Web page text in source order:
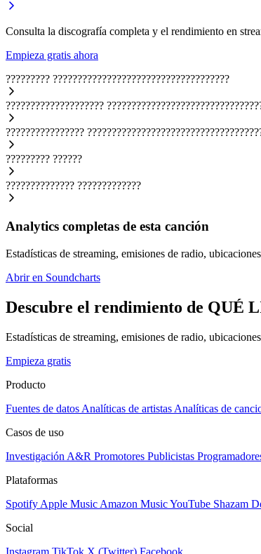
Consulta la discografía completa y el rendimiento en
Empieza gratis ahora
????????? ????????????????????????????????????
????????????????????
????????????????
????????? ??????
?????????????? ?????????????
Analytics completas de esta canción
Estadísticas de streaming, emisiones de radio,
Abrir en Soundcharts
Descubre el rendimiento de QUÉ
Estadísticas de streaming, emisiones de radio,
Empieza gratis
Producto
Fuentes de datos Analíticas de artistas Analíticas de
Casos de uso
Investigación A&R Promotores Publicistas
Plataformas
Spotify Apple Music Amazon MusicYouTube Shazam
Social
Instagram TikTok X (Twitter) Facebook